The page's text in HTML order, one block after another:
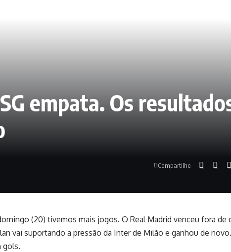
empata. Os
Compartilhe
(20) tivemos mais jogos. O Real Madrid venceu fora de
vai suportando a pressão da Inter de Milão e ganhou de novo.
gols.